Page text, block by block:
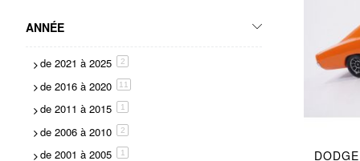
ANNÉE
de 2021 à 2025 2articles
de 2016 à 2020 11
de 2011 à 2015 1
de 2006 à 2010 2articles
de 2001 à 2005 1